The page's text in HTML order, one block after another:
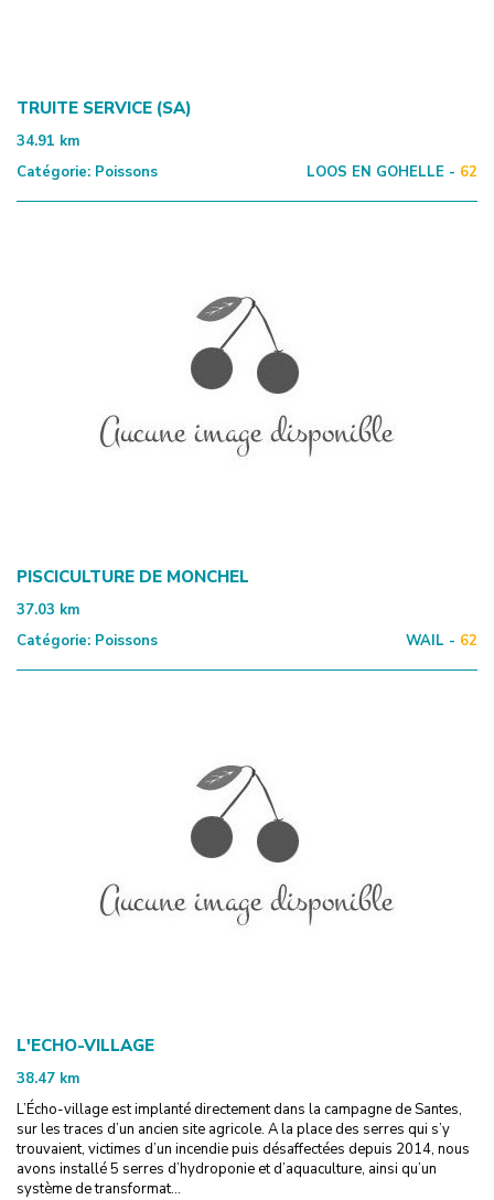
TRUITE SERVICE (SA)
34.91 km
Catégorie: Poissons LOOS EN GOHELLE - 62
PISCICULTURE DE MONCHEL
37.03 km
Catégorie: Poissons WAIL - 62
L'ECHO-VILLAGE
38.47 km
L’Écho-village est implanté directement dans la campagne de Santes,
sur les traces d’un ancien site agricole. A la place des serres qui s’y
trouvaient, victimes d’un incendie puis désaffectées depuis 2014, nous
avons installé 5 serres d’hydroponie et d’aquaculture, ainsi qu’un
système de transformat...